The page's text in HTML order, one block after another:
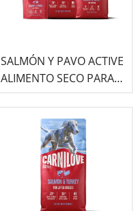
SALMÓN Y PAVO ACTIVE
ALIMENTO SECO PARA
PERROS JUNIOR
CARNILOVE